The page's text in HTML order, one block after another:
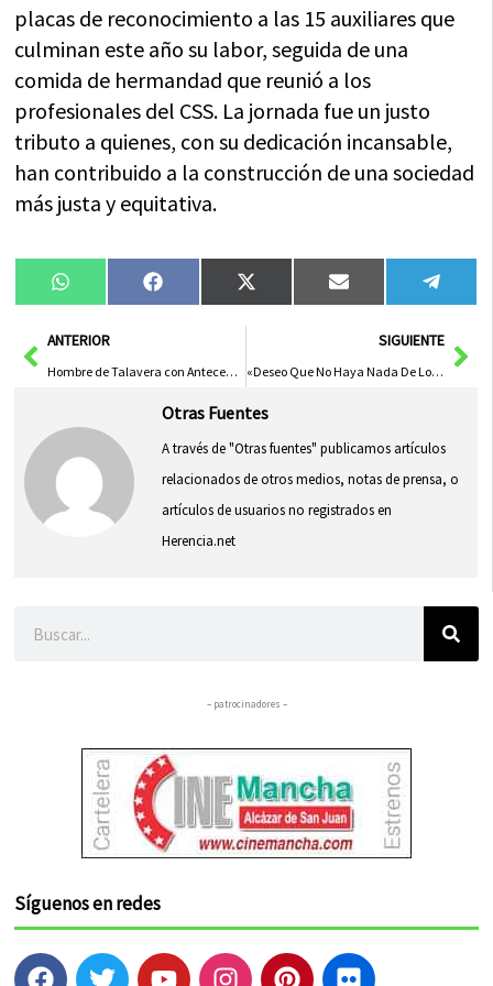
placas de reconocimiento a las 15 auxiliares que
culminan este año su labor, seguida de una
comida de hermandad que reunió a los
profesionales del CSS. La jornada fue un justo
tributo a quienes, con su dedicación incansable,
han contribuido a la construcción de una sociedad
más justa y equitativa.
Compartir
en
WhatsAppCompartir
en
FacebookCompartir
en
X
(Twitter)
Compartir
en
Email
en
AntANTERIOR
Hombre de Talavera con Antecedentes Penales Enfrenta 5 Años de Prisión por Tráfico de Drogas
SIGUIENTE
«Deseo Que No Haya Nada De Lo Que Sentir Vergüenza», Según Page
Otras Fuentes
A través de "Otras fuentes" publicamos artículos
relacionados de otros medios, notas de prensa, o
artículos de usuarios no registrados en
Herencia.net
– patrocinadores –
Síguenos en redes
F T Y I P F